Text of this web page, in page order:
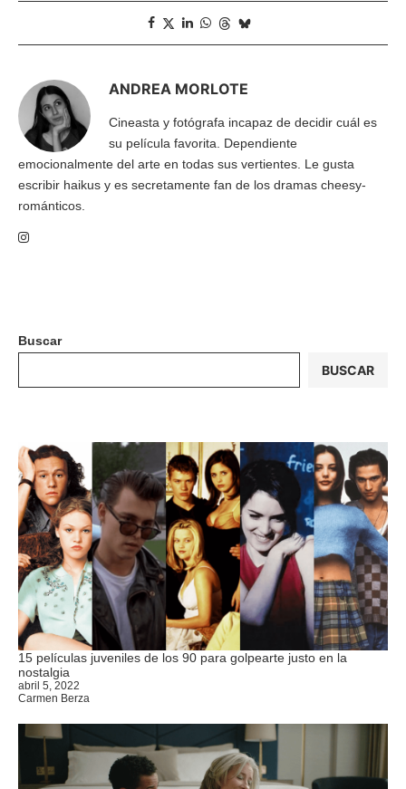
ANDREA MORLOTE
Cineasta y fotógrafa incapaz de decidir cuál es
su película favorita. Dependiente
emocionalmente del arte en todas sus vertientes. Le gusta
escribir haikus y es secretamente fan de los dramas cheesy-
románticos.
Buscar
BUSCAR
15 películas juveniles de los 90 para golpearte justo en la
nostalgia
abril 5, 2022
Carmen Berza